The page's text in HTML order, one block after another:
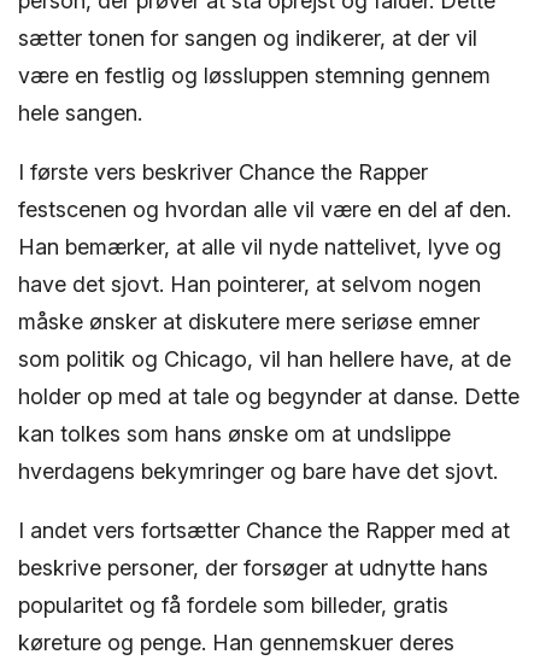
sætter tonen for sangen og indikerer, at der vil
være en festlig og løssluppen stemning gennem
hele sangen.
I første vers beskriver Chance the Rapper
festscenen og hvordan alle vil være en del af den.
Han bemærker, at alle vil nyde nattelivet, lyve og
have det sjovt. Han pointerer, at selvom nogen
måske ønsker at diskutere mere seriøse emner
som politik og Chicago, vil han hellere have, at de
holder op med at tale og begynder at danse. Dette
kan tolkes som hans ønske om at undslippe
hverdagens bekymringer og bare have det sjovt.
I andet vers fortsætter Chance the Rapper med at
beskrive personer, der forsøger at udnytte hans
popularitet og få fordele som billeder, gratis
køreture og penge. Han gennemskuer deres